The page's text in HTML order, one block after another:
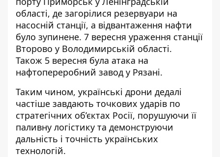
області, де загорілися резервуари на
насосній станції, а відвантаження нафти
було зупинене. 7 вересня ураження станції
Второво у Володимирській області.
Також 5 вересня була атака на
нафтопереробний завод у Рязані.
Таким чином, українські дрони дедалі
частіше завдають точкових ударів по
стратегічних об’єктах Росії, порушуючи її
паливну логістику та демонструючи
дальність і точність українських
технологій.